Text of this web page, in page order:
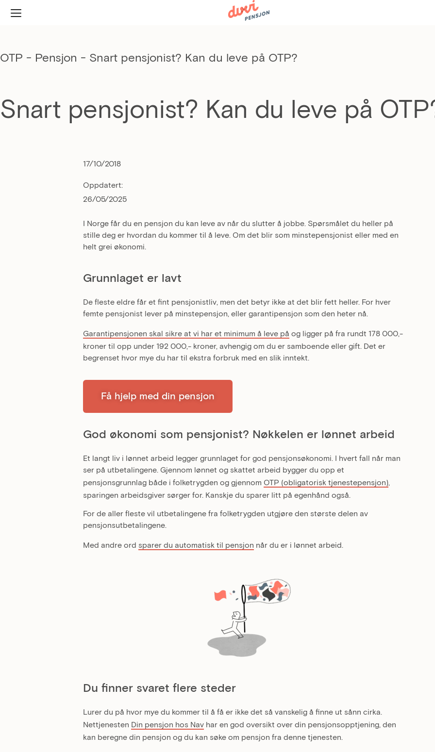
OTP - Pensjon - Snart pensjonist? Kan du leve på OTP?
Snart pensjonist? Kan du leve på
17/10/2018
Oppdatert:
26/05/2025
I Norge får du en pensjon du kan leve av når du slutter å jobbe. Spørsmålet du heller på
stille deg er hvordan du kommer til å leve. Om det blir som minstepensjonist eller med en
helt grei økonomi.
Grunnlaget er lavt
De fleste eldre får et fint pensjonistliv, men det betyr ikke at det blir fett heller. For hver
femte pensjonist lever på minstepensjon, eller garantipensjon som den heter nå.
Garantipensjonen skal sikre at vi har et minimum å leve på og ligger på fra rundt 178 000,-
kroner til opp under 192 000,- kroner, avhengig om du er samboende eller gift. Det er
begrenset hvor mye du har til ekstra forbruk med en slik inntekt.
Få hjelp med din pensjon
God økonomi som pensjonist? Nøkkelen er lønnet arbeid
Et langt liv i lønnet arbeid legger grunnlaget for god pensjonsøkonomi. I hvert fall når man
ser på utbetalingene. Gjennom lønnet og skattet arbeid bygger du opp et
pensjonsgrunnlag både i folketrygden og gjennom OTP (obligatorisk tjenestepensjon),
sparingen arbeidsgiver sørger for. Kanskje du sparer litt på egenhånd også.
For de aller fleste vil utbetalingene fra folketrygden utgjøre den største delen av
pensjonsutbetalingene.
Med andre ord sparer du automatisk til pensjon når du er i lønnet arbeid.
Du finner svaret flere steder
Lurer du på hvor mye du kommer til å få er ikke det så vanskelig å finne ut sånn cirka.
Nettjenesten Din pensjon hos Navhar en god oversikt over din pensjonsopptjening, den
kan beregne din pensjon og du kan søke om pensjon fra denne tjenesten.